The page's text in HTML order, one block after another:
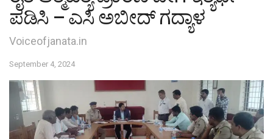
ಪಡಿಸಿ – ಎಸಿ ಅಬೀದ್ ಗದ್ಯಾಳ
Voiceofjanata.in
September 4, 2024